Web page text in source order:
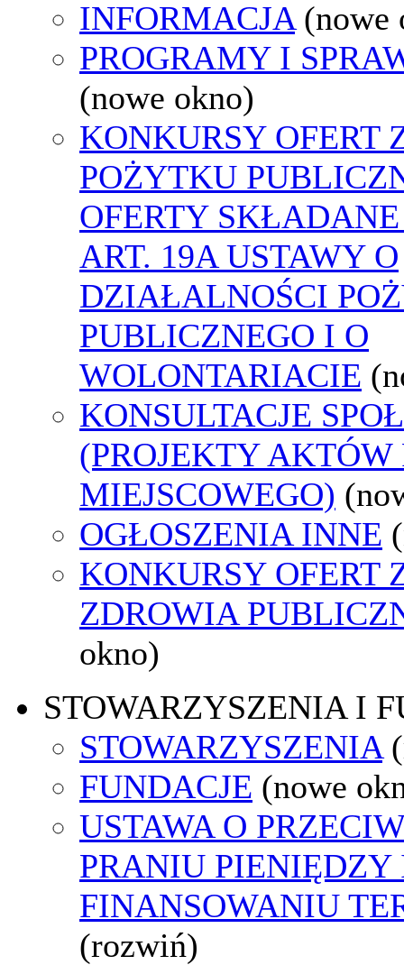
INFORMACJA (nowe
PROGRAMY I
(nowe okno)
KONKURSY OFERT
POŻYTKU
OFERTY
ART. 19A USTAWY O
DZIAŁALNOŚCI
PUBLICZNEGO I O
WOLONTARIACIE
KONSULTACJE
(PROJEKTY AKTÓW
MIEJSCOWEGO)
OGŁOSZENIA INNE
KONKURSY OFERT
ZDROWIA
okno)
STOWARZYSZENIA I
STOWARZYSZENIA
FUNDACJE (nowe
USTAWA O
PRANIU PIENIĘDZY
FINANSOWANIU
(rozwiń)